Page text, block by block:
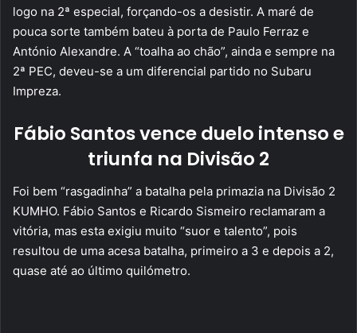
logo na 2ª especial, forçando-os a desistir. A maré de
pouca sorte também bateu à porta de Paulo Ferraz e
António Alexandre. A “toalha ao chão”, ainda e sempre na
2ª PEC, deveu-se a um diferencial partido no Subaru
Impreza.
Fábio Santos vence duelo intenso e
triunfa na Divisão 2
Foi bem “rasgadinha” a batalha pela primazia na Divisão 2
KUMHO. Fábio Santos e Ricardo Sismeiro reclamaram a
vitória, mas esta exigiu muito “suor e talento”, pois
resultou de uma acesa batalha, primeiro a 3 e depois a 2,
quase até ao último quilómetro.